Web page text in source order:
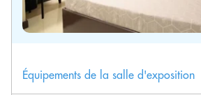
Équipements de la salle d'exposition